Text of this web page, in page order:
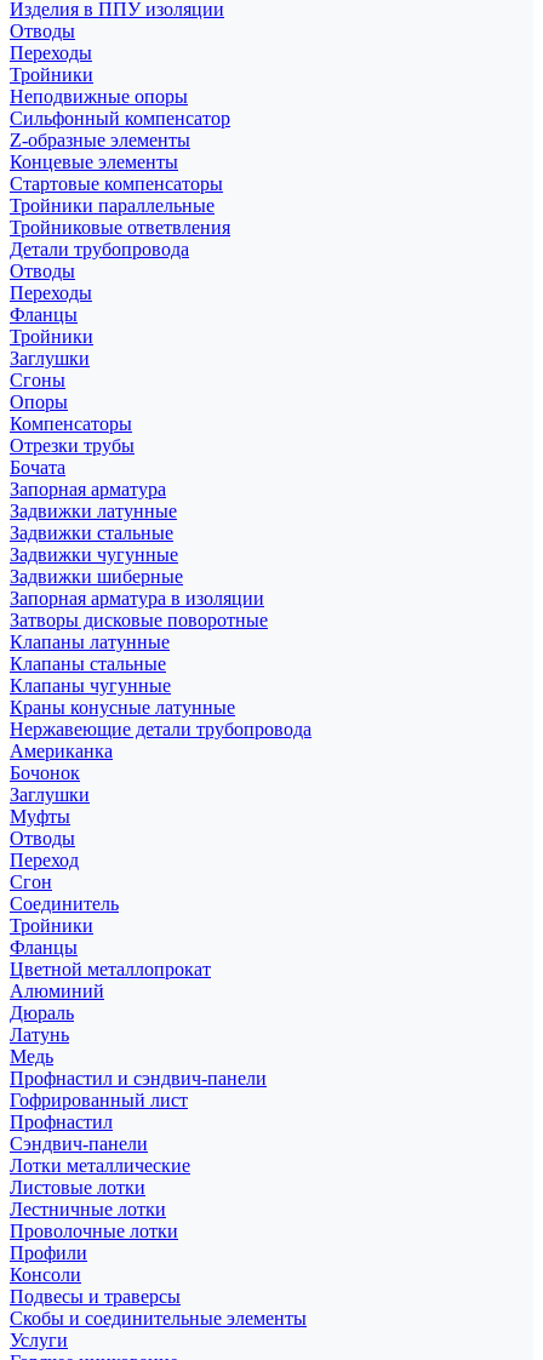
Изделия в ППУ изоляции
Отводы
Переходы
Тройники
Неподвижные опоры
Cильфонный компенсатор
Z-образные элементы
Концевые элементы
Стартовые компенсаторы
Тройники параллельные
Тройниковые ответвления
Детали трубопровода
Отводы
Переходы
Фланцы
Тройники
Заглушки
Сгоны
Опоры
Компенсаторы
Отрезки трубы
Бочата
Запорная арматура
Задвижки латунные
Задвижки стальные
Задвижки чугунные
Задвижки шиберные
Запорная арматура в изоляции
Затворы дисковые поворотные
Клапаны латунные
Клапаны стальные
Клапаны чугунные
Краны конусные латунные
Нержавеющие детали трубопровода
Американка
Бочонок
Заглушки
Муфты
Отводы
Переход
Сгон
Соединитель
Тройники
Фланцы
Цветной металлопрокат
Алюминий
Дюраль
Латунь
Медь
Профнастил и сэндвич-панели
Гофрированный лист
Профнастил
Сэндвич-панели
Лотки металлические
Листовые лотки
Лестничные лотки
Проволочные лотки
Профили
Консоли
Подвесы и траверсы
Скобы и соединительные элементы
Услуги